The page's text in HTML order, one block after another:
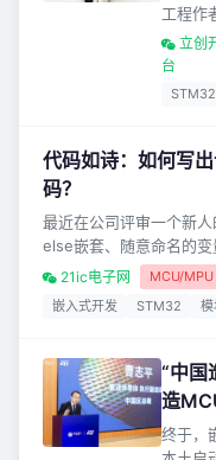
工程作
达。 在
达就会亮灯提醒
开源
小白。
立创
台
STM32
代码如诗：如何写
码？
最近在公司评审一个新
else嵌套、随意命名的
十年前自己写的第一个
“密码本”。 今天，我想
C语言代码，这些规范
优雅的代码： ui
21ic电子网 MCU/MPU
嵌入式开发 STM32
“中国
造
终于，